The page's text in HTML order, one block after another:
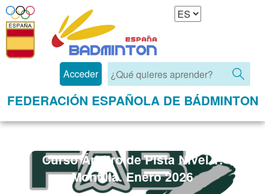
Acceder
FEDERACIÓN ESPAÑOLA DE BÁDMINTON
Curso Árbitro de Pista Nivel 1.
Montilla. Enero 2026